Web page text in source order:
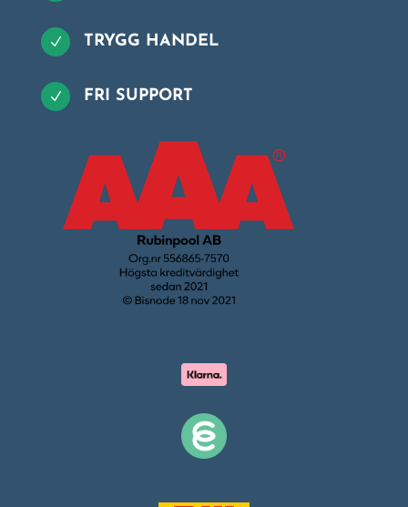
N TRYGG HANDEL
N FRI SUPPORT